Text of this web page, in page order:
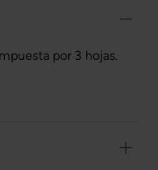
por 3 hojas.